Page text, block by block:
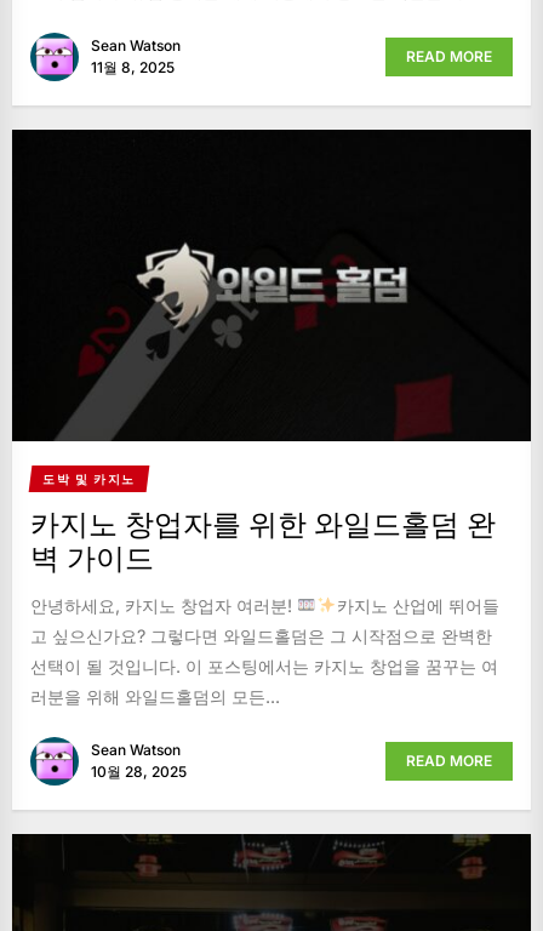
Sean Watson
11월 8, 2025
READ MORE
도박 및 카지노
카지노 창업자를 위한 와일드홀덤 완
벽 가이드
안녕하세요, 카지노 창업자 여러분!
카지노 산업에 뛰어들
고 싶으신가요? 그렇다면 와일드홀덤은 그 시작점으로 완벽한
선택이 될 것입니다. 이 포스팅에서는 카지노 창업을 꿈꾸는 여
러분을 위해 와일드홀덤의 모든...
Sean Watson
10월 28, 2025
READ MORE